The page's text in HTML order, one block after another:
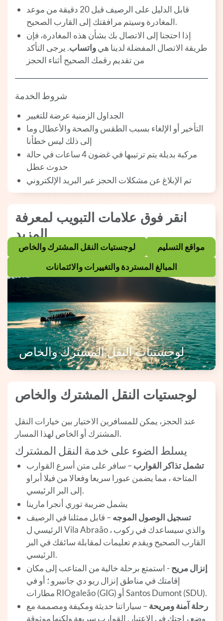
قابل الدليل على الرصيف قبل 20 دقيقة من موعد
المغادرة وسيتم مرافقتك إلى القارب الصحيح.
إذا احتجنا إلى الاتصال بك بشأن هذه المغادرة، فإن
طريقة الاتصال المفضلة لدينا هيواتساب. يرجى التأكد
من تقديم رقمك الصحيح أثناء الحجز
شروط الخدمة
الجداول الزمنية عرضة للتغيير
التأخير أو الإلغاء بسبب الطقس والصحة والأعطال وما
إلى ذلك ليس خطأنا
مركبة بديلة يتم ترتيبها في غضون 4 ساعات في حالة
حدوث عطل
تم الإبلاغ عن مشكلات الحجز عبر البريد الإلكتروني
انقر فوق علامات التبويب لمعرفة
المزيد
لوجستيات النقل المشترك والخاص
مواقع التسليم
المبالغ المستردة والتغييرات والائتمانات
لوجستيات النقل المشترك والخاص
لوجستيات النقل المشترك والخاص
عند الحجز، يمكن للمسافرين الاختيار بين خيارات النقل
المشترك أو الخاص لهذا المسار.
يسلط الضوء على خدمة النقل المشترك
تشمل تذاكر القوارب – سافر على متن أسرع القوارب
المتاحة ، مما يضمن عبورا سريعا وفعالا من فيلا أبراو
إلى البر الرئيسي.
يشمل ضريبة توري أنجرا مارينا
تسجيل الوصول الموجه – قابل ممثلنا في الرصيف
الرئيسي ل Vila Abraão ، والذي سيساعدك في ركوب
القارب الصحيح ويقدم تعليمات لمقابلة سائقك في البر
الرئيسي.
إنزال مريح - استمتع برحلة خالية من المتاعب إلى مكان
إقامتك في مناطق إنزال ريو دي جانييرو ؛ أو في
مطارات RIOgaleão (GIG) أو Santos Dumont (SDU).
رحلة آمنة ومريحة – سياراتنا حديثة ومكيفة ومصممة مع
وضع راحتك في الاعتبار. القوارب سريعة ولكنها موثوقة